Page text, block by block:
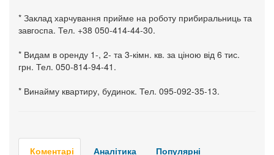
* Заклад харчування прийме на роботу прибиральниць та
завгоспа. Тел. +38 050-414-44-30.
* Видам в оренду 1-, 2- та 3-кімн. кв. за ціною від 6 тис.
грн. Тел. 050-814-94-41.
* Винайму квартиру, будинок. Тел. 095-092-35-13.
Коментарі Аналітика Популярні